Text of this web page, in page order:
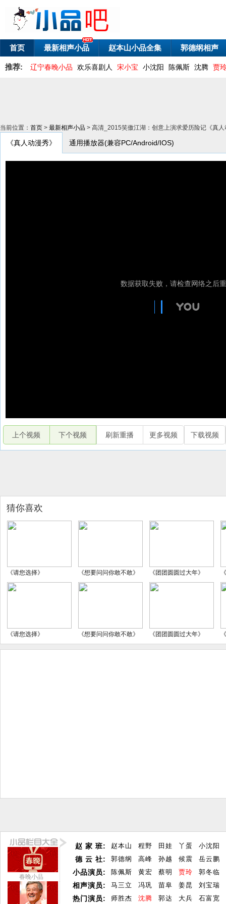
首页 最新相声小品 赵本山小品全集 郭德纲相声
推荐: 辽宁春晚小品 欢乐喜剧人 宋小宝 小沈阳 陈佩斯 沈腾 贾
当前位置： 首页 > 最新相声小品 > 高清_2015笑傲江湖：创意上演求爱历险记《真
《真人动漫秀》 通用播放器(兼容PC/Android/IOS)
上个视频 下个视频 刷新重播 更多视频 下载视频
猜你喜欢
《请您选择》 《想要问问你敢不敢》 《团团圆圆过大年》
《请您选择》 《想要问问你敢不敢》 《团团圆圆过大年》
春晚小品
赵 家 班:
德 云 社:
小品演员:
相声演员:
热门演员:
赵本山 程野 田娃 丫蛋
小沈阳
郭德纲
高峰 孙越 候震
岳云鹏
陈佩斯
黄宏 蔡明 贾玲
郭冬临
马三立
冯巩 苗阜 姜昆
刘宝瑞
师胜杰
沈腾 郭达 大兵 石富宽